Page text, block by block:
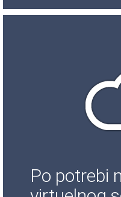
Po potrebi